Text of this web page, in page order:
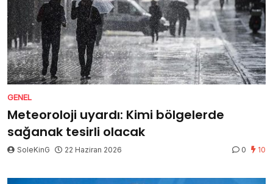
GENEL
Meteoroloji uyardı: Kimi bölgelerde
sağanak tesirli olacak
SoleKinG 22 Haziran 2026 0 10